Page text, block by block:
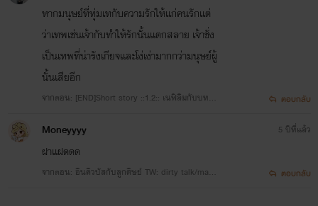
หากมนุษย์ที่ทุ่มเทกับความรักให้เเก่คนรักเเต่
ว่าเทพเช่นเจ้ากับทำให้รักนั้นเเตกสลาย เจ้าชั่ง
เป็นเทพที่น่ารังเกียจเเละโง่เง่ามากกว่ามนุษย์ผู้
นั้นเสียอีก
จากตอน: [END]Short story ::1.2:: เนฟิลิมกับบทบา
ตอบกลับ
Moneyyyy
ฝาเเฝดดด
จากตอน: อินคิวบัสกับลูกศิษย์ TW: dirty talk/maso
5 ปีที่แล้ว
ตอบกลับ